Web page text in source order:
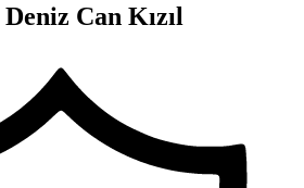
Can Kızıl